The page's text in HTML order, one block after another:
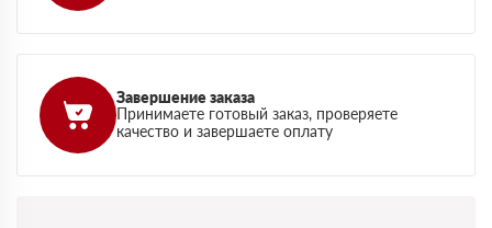
Завершение заказа
Принимаете готовый заказ, проверяете
качество и завершаете оплату